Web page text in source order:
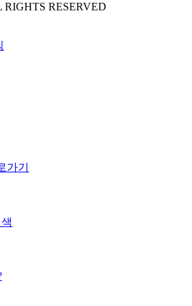
RESERVED
가기